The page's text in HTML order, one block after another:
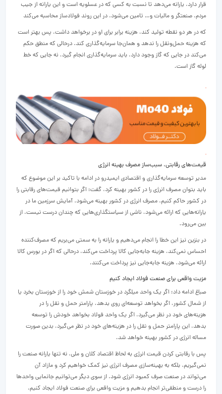
قرار دارد، یارانه می‌دهد تا نسبت به کسی که در عسلویه است و این یارانه از جیب
مردم، صنعتگر و مالیات و… تامین می‌شود. در این روند فولادساز محاسبه می‌کند
که در هر دو نقطه تولید کند، هزینه برابر برای او در برخواهد داشت، پس بهتر است
که هزینه حمل‌‌ونقل را ندهد و همان‌‌جا سرمایه‌‌گذاری کند. درحالی که منطق حکم
می‌کند در جایی که گاز وجود دارد، باید سرمایه‌‌گذاری انجام گیرد، نه جایی که خط
لوله گاز است.
قیمت‌‌های رقابتی، سبب‌‌ساز مصرف بهینه انرژی
مدیر توسعه سرمایه‌‌گذاری و اقتصادی ایمیدرو در ادامه با تاکید بر این موضوع که
باید بتوان مصرف انرژی را در کشور بهینه کرد، گفت: اگر بتوانیم قیمت‌‌های رقابتی را
در کشور حاکم کنیم، مصرف انرژی در کشور بهینه می‌شود. آمایش سرزمین ما در
یارانه‌هایی که ارائه می‌شود، ناشی از سیاستگذاری‌‌هایی که چندان درست نیست، از
بین می‌‌رود.
در بنزین نیز این خطا را انجام می‌‌دهیم و یارانه را به سمتی می‌‌بریم که مصرف‌‌کننده
احساس نمی‌کند، هزینه جابه‌‌جایی کالا پرداخت می‌کند، درحالی که اگر در بورس کالا
ارائه می‌شود، هزینه جابه‌‌جایی نیز پرداخت می‌کنند.
مزیت واقعی برای صنعت فولاد ایجاد کنیم
صباغ ادامه داد: اگر یک واحد میلگرد در خوزستان شمش خود را از خوزستان بخرد یا
از شمال کشور، اگر بخواهد توسعه‌‌ای روی بدهد، پارامتر حمل و نقل را در
هزینه‌های خود در نظر می‌گیرد، اگر یک واحد فولاد بخواهد خودش را توسعه
بدهد، این پارامتر حمل و نقل را در هزینه‌های خود در نظر می‌گیرد، بدین صورت
مساله انرژی در کشور بهینه خواهد شد.
پس با رقابتی کردن قیمت انرژی به لحاظ اقتصاد کلان و ملی، نه تنها یارانه صنعت را
نمی‌‌گیریم، بلکه به بهینه‌‌سازی مصرف انرژی نیز کمک خواهیم کرد و مازاد آن
می‌تواند در صنعت صرف کمبود انرژی شود. از سوی دیگر می‌توانیم جانمایی واحدها
را درست و منطقی‌‌تر انجام بدهیم و مزیت واقعی برای صنعت فولاد ایجاد کنیم.